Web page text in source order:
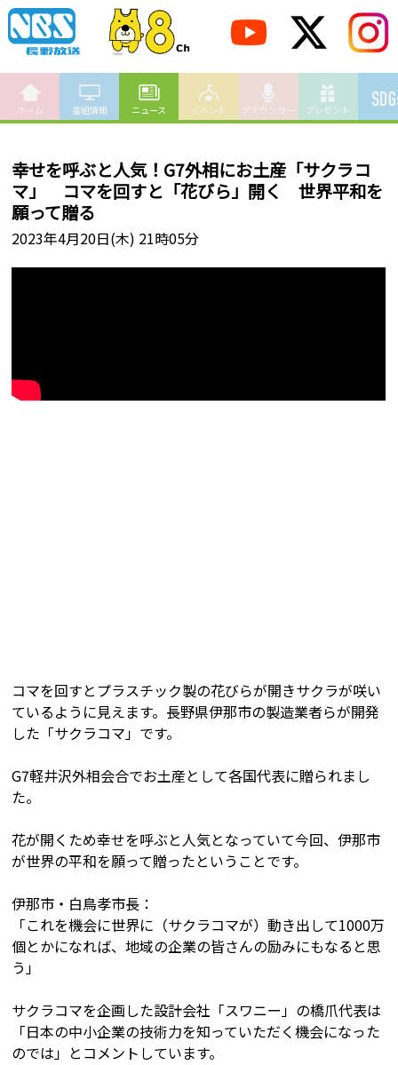
ホーム 番組情報 ニュース イベント アナウンサー プレゼント
幸せを呼ぶと人気！G7外相にお土産「サクラコ
マ」 コマを回すと「花びら」開く 世界平和を
願って贈る
2023年4月20日(木) 21時05分
コマを回すとプラスチック製の花びらが開きサクラが咲い
ているように見えます。長野県伊那市の製造業者らが開発
した「サクラコマ」です。
G7軽井沢外相会合でお土産として各国代表に贈られまし
た。
花が開くため幸せを呼ぶと人気となっていて今回、伊那市
が世界の平和を願って贈ったということです。
伊那市・白鳥孝市長：
「これを機会に世界に（サクラコマが）動き出して1000万
個とかになれば、地域の企業の皆さんの励みにもなると思
う」
サクラコマを企画した設計会社「スワニー」の橋爪代表は
「日本の中小企業の技術力を知っていただく機会になった
のでは」とコメントしています。